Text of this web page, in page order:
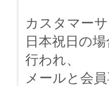
カスタマー
日本祝日の
行われ、
メールと会